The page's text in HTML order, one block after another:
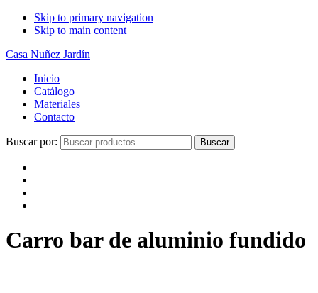
Skip to primary navigation
Skip to main content
Casa Nuñez Jardín
Inicio
Catálogo
Materiales
Contacto
Buscar por: Buscar
Carro bar de aluminio fundido